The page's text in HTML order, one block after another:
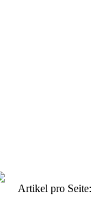
Artikel pro Seite: